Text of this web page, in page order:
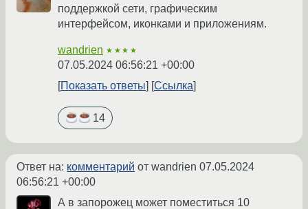
поддержкой сети, графическим
интерфейсом, иконками и приложениям.
wandrien ★★★★
07.05.2024 06:56:21 +00:00
Показать ответы
Ссылка
14
Ответ на: комментарий от wandrien 07.05.2024
06:56:21 +00:00
А в запорожец может поместиться 10